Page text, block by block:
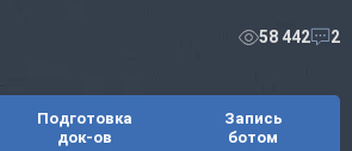
58 442 2
Подготовка
док-ов
Запись
ботом